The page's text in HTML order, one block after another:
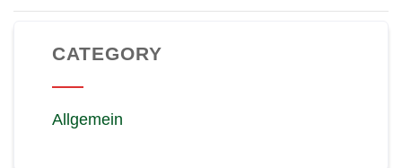
CATEGORY
Allgemein